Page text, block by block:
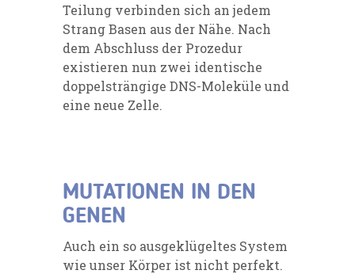
Teilung verbinden sich an jedem
Strang Basen aus der Nähe. Nach
dem Abschluss der Prozedur
existieren nun zwei identische
doppelsträngige DNS-Moleküle und
eine neue Zelle.
MUTATIONEN IN DEN
GENEN
Auch ein so ausgeklügeltes System
wie unser Körper ist nicht perfekt.